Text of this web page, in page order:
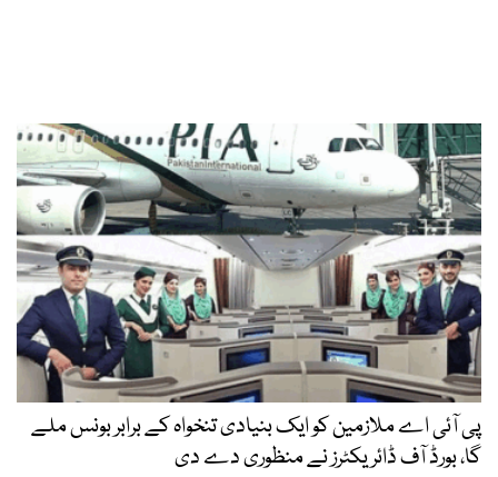
پی آئی اے ملازمین کو ایک بنیادی تنخواہ کے برابر بونس ملے
گا، بورڈ آف ڈائریکٹرز نے منظوری دے دی